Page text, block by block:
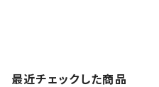
最近チェックした商品